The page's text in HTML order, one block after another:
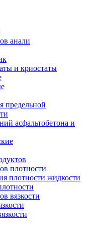
анали
и криостаты
предельной
асфальтобетона и
плотности
плотности жидкости
вязкости